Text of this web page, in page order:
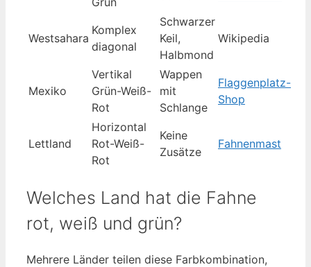
Westsahara
Komplex
diagonal
Schwarzer
Keil,
Halbmond
Wikipedia
Mexiko
Vertikal
Grün-Weiß-
Rot
Wappen
mit
Schlange
Flaggenplatz-
Shop
Lettland
Horizontal
Rot-Weiß-
Rot
Keine
Zusätze
Fahnenmast
Welches Land hat die Fahne
rot, weiß und grün?
Mehrere Länder teilen diese Farbkombination,